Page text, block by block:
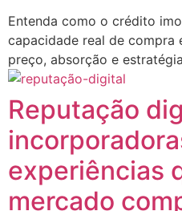
Entenda como o crédito
capacidade real de compra
preço, absorção e
Reputação
experiências
mercado